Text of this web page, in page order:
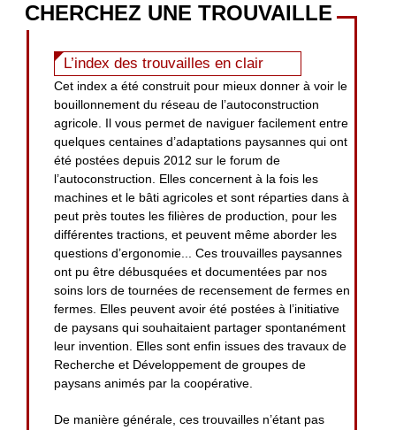
CHERCHEZ UNE TROUVAILLE
L’index des trouvailles en clair
Cet index a été construit pour mieux donner à voir le
bouillonnement du réseau de l’autoconstruction
agricole. Il vous permet de naviguer facilement entre
quelques centaines d’adaptations paysannes qui ont
été postées depuis 2012 sur le forum de
l’autoconstruction. Elles concernent à la fois les
machines et le bâti agricoles et sont réparties dans à
peut près toutes les filières de production, pour les
différentes tractions, et peuvent même aborder les
questions d’ergonomie... Ces trouvailles paysannes
ont pu être débusquées et documentées par nos
soins lors de tournées de recensement de fermes en
fermes. Elles peuvent avoir été postées à l’initiative
de paysans qui souhaitaient partager spontanément
leur invention. Elles sont enfin issues des travaux de
Recherche et Développement de groupes de
paysans animés par la coopérative.
De manière générale, ces trouvailles n’étant pas